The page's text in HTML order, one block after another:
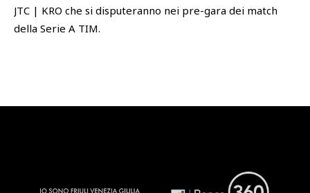
JTC | KRO che si disputeranno nei pre-gara dei match
della Serie A TIM.